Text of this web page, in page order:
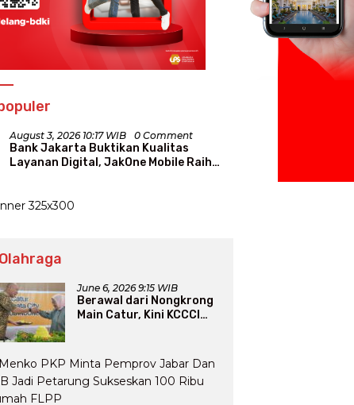
August 3, 2026 10:17 WIB 0 Comment
Bank Jakarta Buktikan Kualitas
Layanan Digital, JakOne Mobile Raih
June 6, 2026 9:15 WIB
Berawal dari Nongkrong
Main Catur, Kini KCCCI